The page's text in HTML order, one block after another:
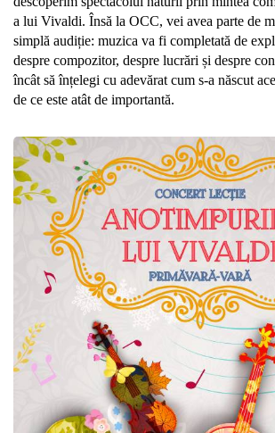
a lui Vivaldi. Însă la OCC, vei avea parte de
simplă audiție: muzica va fi completată de
despre compozitor, despre lucrări și despre
încât să înțelegi cu adevărat cum s-a născut
de ce este atât de importantă.